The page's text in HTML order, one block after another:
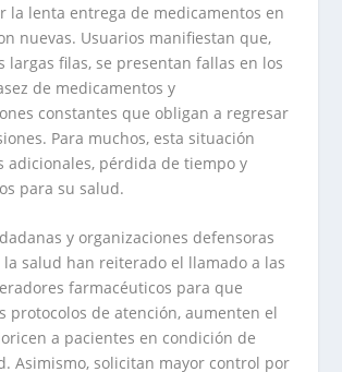
la lenta entrega de medicamentos en
nuevas. Usuarios manifiestan que,
largas filas, se presentan fallas en los
de medicamentos y
constantes que obligan a regresar
Para muchos, esta situación
adicionales, pérdida de tiempo y
para su salud.
y organizaciones defensoras
la salud han reiterado el llamado a las
farmacéuticos para que
protocolos de atención, aumenten el
a pacientes en condición de
Asimismo, solicitan mayor control por